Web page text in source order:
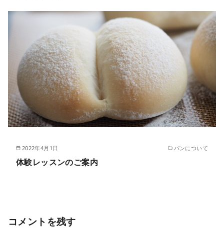
2022年4月1日 パンについて
体験レッスンのご案内
コメントを残す